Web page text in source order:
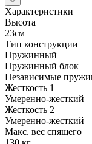
Характеристики
Высота
23см
Тип конструкции
Пружинный
Пружинный блок
Независимые
Жесткость 1
Умеренно-жесткий
Жесткость 2
Умеренно-жесткий
Макс. вес спящего